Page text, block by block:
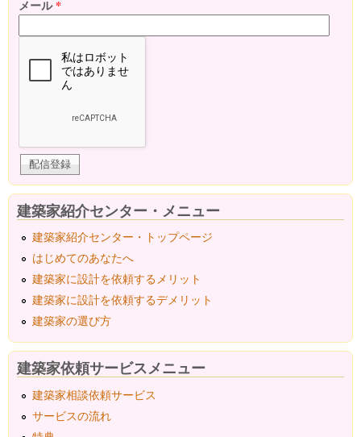
メール*
建築家紹介センター・メニュー
建築家紹介センター・トップページ
はじめてのあなたへ
建築家に設計を依頼するメリット
建築家に設計を依頼するデメリット
建築家の選び方
建築家依頼サービスメニュー
建築家相談依頼サービス
サービスの流れ